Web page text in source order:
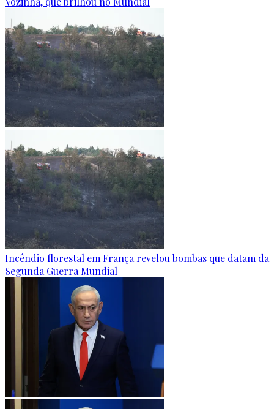
Incêndio florestal em França revelou bombas que datam da
Segunda Guerra Mundial